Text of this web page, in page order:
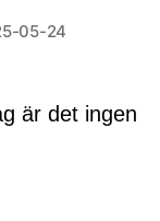
05-24
är det ingen